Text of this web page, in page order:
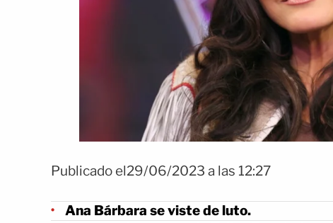
Publicado el29/06/2023 a las 12:27
Ana Bárbara se viste de luto.